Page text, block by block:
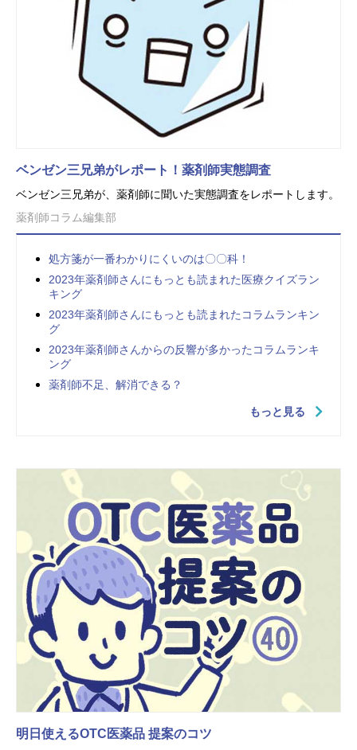
ベンゼン三兄弟がレポート！薬剤師実態調査
ベンゼン三兄弟が、薬剤師に聞いた実態調査をレポートします。
薬剤師コラム編集部
処方箋が一番わかりにくいのは〇〇科！
2023年薬剤師さんにもっとも読まれた医療クイズラン
キング
2023年薬剤師さんにもっとも読まれたコラムランキン
グ
2023年薬剤師さんからの反響が多かったコラムランキ
ング
薬剤師不足、解消できる？
もっと見る
明日使えるOTC医薬品 提案のコツ